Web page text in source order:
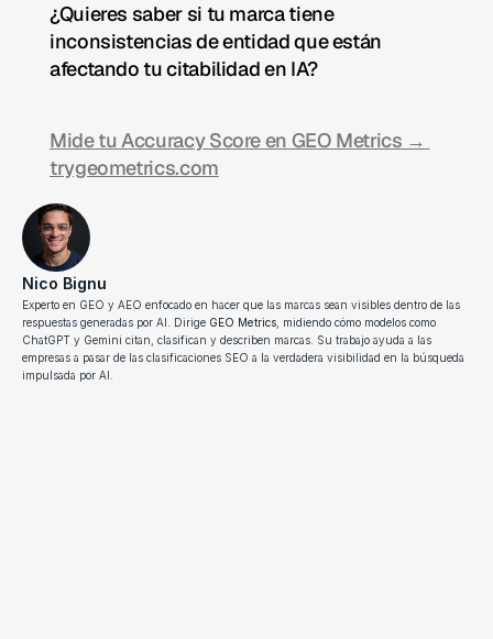
¿Quieres saber si tu marca tiene
inconsistencias de entidad que están
afectando tu citabilidad en IA?
Mide tu Accuracy Score en GEO Metrics →
trygeometrics.com
Nico Bignu
Experto en GEO y AEO enfocado en hacer que las marcas sean visibles dentro de las
respuestas generadas por AI. Dirige GEO Metrics , midiendo cómo modelos como
ChatGPT y Gemini citan, clasifican y describen marcas. Su trabajo ayuda a las
empresas a pasar de las clasificaciones SEO a la verdadera visibilidad en la búsqueda
impulsada por AI.